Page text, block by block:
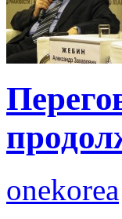
onekorea